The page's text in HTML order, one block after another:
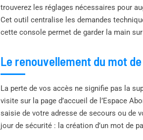
trouverez les réglages nécessaires pour
Cet outil centralise les demandes
cette console permet de garder la main
Le renouvellement du mot
La perte de vos accès ne signifie pas la
visite sur la page d’accueil de l’Espace
saisie de votre adresse de secours ou de
jour de sécurité : la création d’un mot de